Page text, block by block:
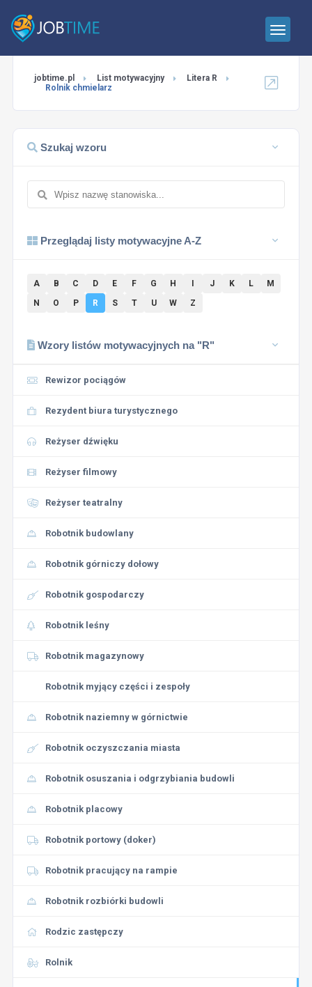
jobtime.pl List motywacyjny
Litera R
Rolnik chmielarz
Szukaj wzoru
Przeglądaj listy motywacyjne A-Z
A B C D E F G H J K L
M
N
O P R S T U W Z
Wzory listów motywacyjnych na "R"
Rewizor pociągów
Rezydent biura turystycznego
Reżyser dźwięku
Reżyser filmowy
Reżyser teatralny
Robotnik budowlany
Robotnik górniczy dołowy
Robotnik gospodarczy
Robotnik leśny
Robotnik magazynowy
Robotnik myjący części i zespoły
Robotnik naziemny w górnictwie
Robotnik oczyszczania miasta
Robotnik osuszania i odgrzybiania budowli
Robotnik placowy
Robotnik portowy (doker)
Robotnik pracujący na rampie
Robotnik rozbiórki budowli
Rodzic zastępczy
Rolnik